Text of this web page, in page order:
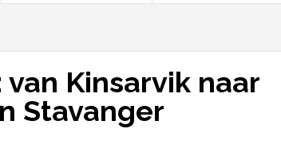
Kinsarvik naar
Stavanger